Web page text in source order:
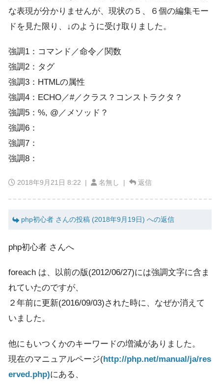
な表現が分かりませんが、現状の５、６個の編集モー
ドを見た限り、↓のように受け取りました。
強調1：コマンド／命令／関数
強調2：タグ
強調3：HTMLの属性
強調4：ECHO／#／クラス？コンストラクタ？
強調5：%, @／メソッド？
強調6：
強調7：
強調8：
2018年9月21日 8:22 | 名無し | 返信
php初心者 さんの投稿 (2018年9月19日) への返信
php初心者 さんへ
foreach は、以前の版(2012/06/27)には強調文字に含ま
れていたのですが、
２年前に更新(2016/09/03)された時に、なぜか消えて
いました。
他にもいつくかのキーワードの増減がありました。
現在のマニュアルページ(http://php.net/manual/ja/res
erved.php)にある、